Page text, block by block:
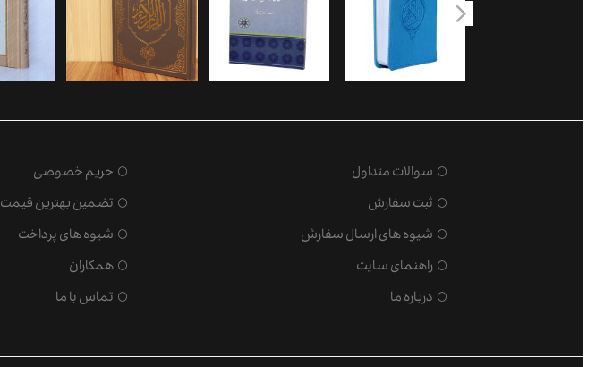
سوالات متداول حریم خصوصی
ثبت سفارش
تضمین بهترین قیمت
شیوه های ارسال سفارش
شیوه های پرداخت
راهنمای سایت
همکاران
درباره ما
تماس با ما